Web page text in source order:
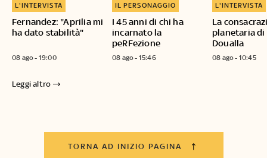
Fernandez: "Aprilia mi
ha dato stabilità"
L'INTERVISTA
08 ago - 19:00
I 45 anni di chi ha
incarnato la
peRFezione
IL PERSONAGGIO
08 ago - 15:46
La
planetaria di
Doualla
L'INTERVISTA
08 ago - 10:45
Leggi altro
TORNA AD INIZIO PAGINA